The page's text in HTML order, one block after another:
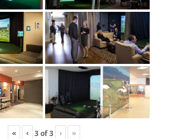
« ‹ 3of3 › »